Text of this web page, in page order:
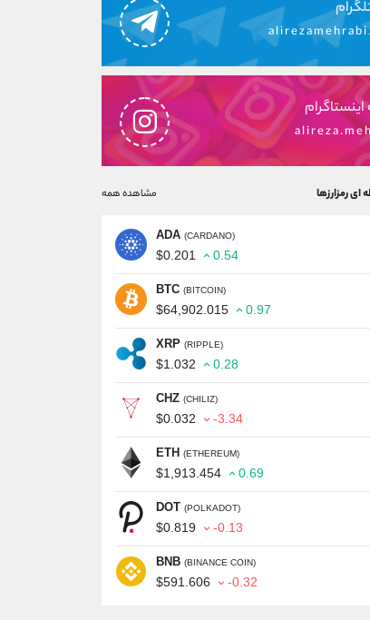
رمزارزها مشاهده همه
ADA (CARDANO)
$0.201 0.54
BTC (BITCOIN)
$64,902.015 0.97
XRP (RIPPLE)
$1.032 0.28
CHZ (CHILIZ)
$0.032 -3.34
ETH (ETHEREUM)
$1,913.454 0.69
DOT (POLKADOT)
$0.819 -0.13
BNB (BINANCE COIN)
$591.606 -0.32